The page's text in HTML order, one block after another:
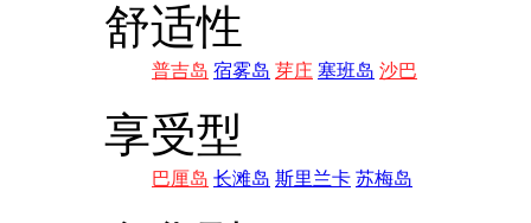
舒适性
普吉岛 宿雾岛 芽庄 塞班岛 沙巴
享受型
巴厘岛 长滩岛 斯里兰卡 苏梅岛